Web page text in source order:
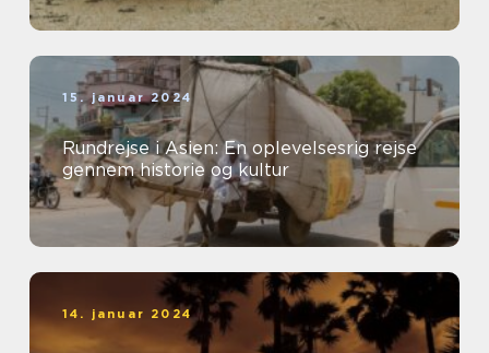
15. januar 2024
Rundrejse i Asien: En oplevelsesrig rejse
gennem historie og kultur
14. januar 2024